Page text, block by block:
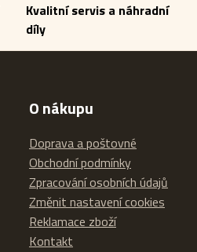
Kvalitní servis a náhradní
díly
O nákupu
Doprava a poštovné
Obchodní podmínky
Zpracování osobních údajů
Změnit nastavení cookies
Reklamace zboží
Kontakt